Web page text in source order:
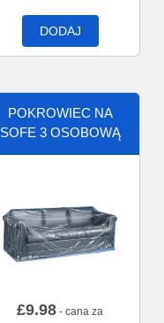
DODAJ
POKROWIEC NA
SOFE 3 OSOBOWĄ
£9.98 - cana za